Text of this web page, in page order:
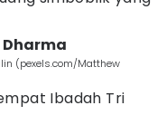
(pexels.com/Matthew
Ibadah Tri